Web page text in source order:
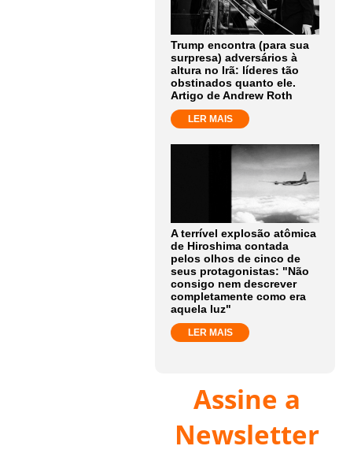
Trump encontra (para sua
surpresa) adversários à
altura no Irã: líderes tão
obstinados quanto ele.
Artigo de Andrew Roth
LER MAIS
A terrível explosão atômica
de Hiroshima contada
pelos olhos de cinco de
seus protagonistas: "Não
consigo nem descrever
completamente como era
aquela luz"
LER MAIS
Assine a
Newsletter